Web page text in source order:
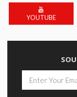
YOUTUBE